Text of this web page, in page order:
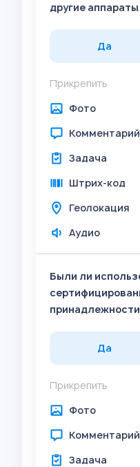
другие
Да
Прикрепить
Фото
Комментарий
Задача
Штрих-код
Геолокация
Аудио
Были ли
Да
Прикрепить
Фото
Комментарий
Задача